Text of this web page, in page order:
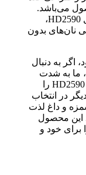
می‌باشد.
علاوه بر این، با خرید توستر فیلیپس مدل HD2590،
نان‌های بدون
اگر به دنبال
ما به شدت
پیشنهاد می‌کنیم که توستر فیلیپس مدل HD2590 را
در انتخاب
و داغ لذت
این محصول
برای خود و